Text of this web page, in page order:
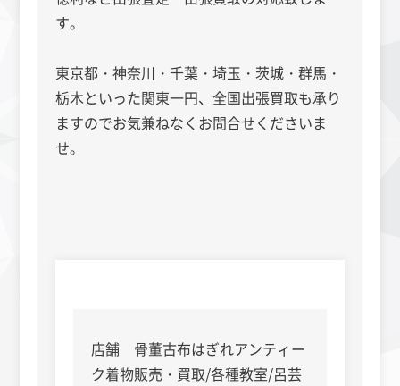
す。
東京都・神奈川・千葉・埼玉・茨城・群馬・
栃木といった関東一円、全国出張買取も承り
ますのでお気兼ねなくお問合せくださいま
せ。
店舗 骨董古布はぎれアンティー
ク着物販売・買取/各種教室/呂芸